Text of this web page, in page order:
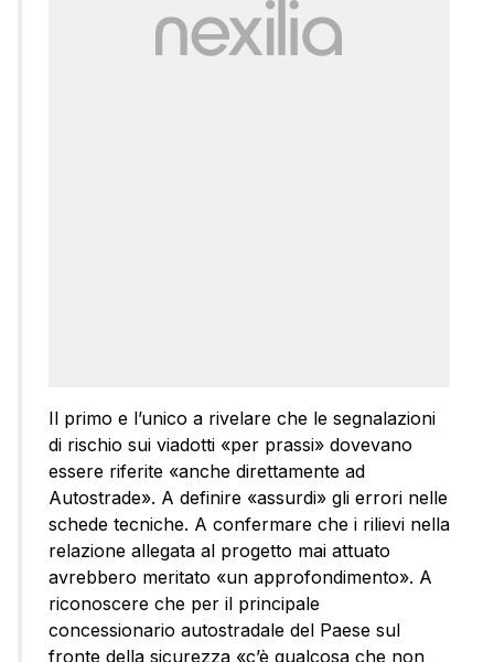
Il primo e l’unico a rivelare che le segnalazioni
di rischio sui viadotti «per prassi» dovevano
essere riferite «anche direttamente ad
Autostrade». A definire «assurdi» gli errori nelle
schede tecniche. A confermare che i rilievi nella
relazione allegata al progetto mai attuato
avrebbero meritato «un approfondimento». A
riconoscere che per il principale
concessionario autostradale del Paese sul
fronte della sicurezza «c’è qualcosa che non